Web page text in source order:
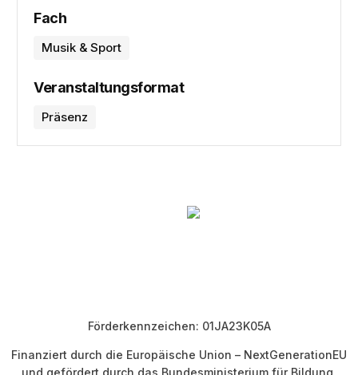
Fach
Musik & Sport
Veranstaltungsformat
Präsenz
Förderkennzeichen: 01JA23K05A
Finanziert durch die Europäische Union – NextGenerationEU